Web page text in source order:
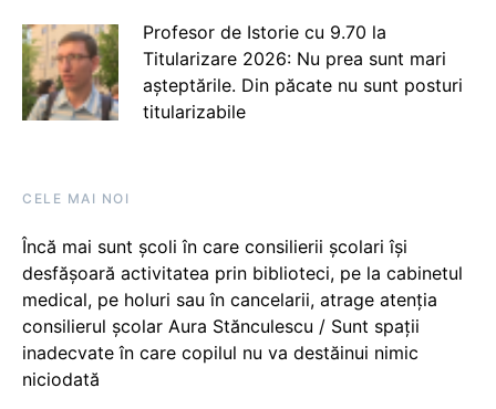
Profesor de Istorie cu 9.70 la
Titularizare 2026: Nu prea sunt mari
așteptările. Din păcate nu sunt posturi
titularizabile
CELE MAI NOI
Încă mai sunt școli în care consilierii școlari își
desfășoară activitatea prin biblioteci, pe la cabinetul
medical, pe holuri sau în cancelarii, atrage atenția
consilierul școlar Aura Stănculescu / Sunt spații
inadecvate în care copilul nu va destăinui nimic
niciodată